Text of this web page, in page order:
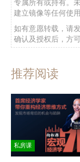
专属所有或持有。
建立镜像等任何使用
如有意愿转载，请
确认及授权后，方可
推荐阅读
私房课